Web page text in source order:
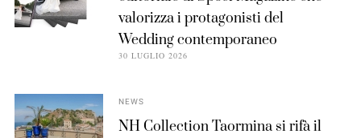
valorizza i protagonisti del
Wedding contemporaneo
30 LUGLIO 2026
NEWS
NH Collection Taormina si rifà il